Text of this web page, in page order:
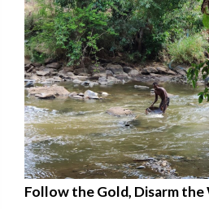
Follow the Gold, Disarm the